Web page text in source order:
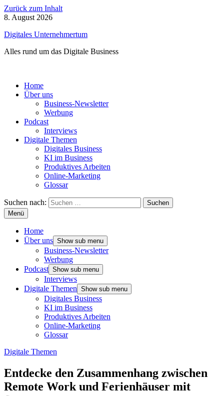
Zurück zum Inhalt
8. August 2026
Digitales Unternehmertum
Alles rund um das Digitale Business
Home
Über uns
Business-Newsletter
Werbung
Podcast
Interviews
Digitale Themen
Digitales Business
KI im Business
Produktives Arbeiten
Online-Marketing
Glossar
Suchen nach:
Menü
Home
Über uns Show sub menu
Business-Newsletter
Werbung
Podcast Show sub menu
Interviews
Digitale Themen Show sub menu
Digitales Business
KI im Business
Produktives Arbeiten
Online-Marketing
Glossar
Digitale Themen
Entdecke den Zusammenhang zwischen
Remote Work und Ferienhäuser mit